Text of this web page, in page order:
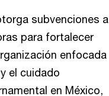
subvenciones a
para fortalecer
enfocada
el cuidado
en México,